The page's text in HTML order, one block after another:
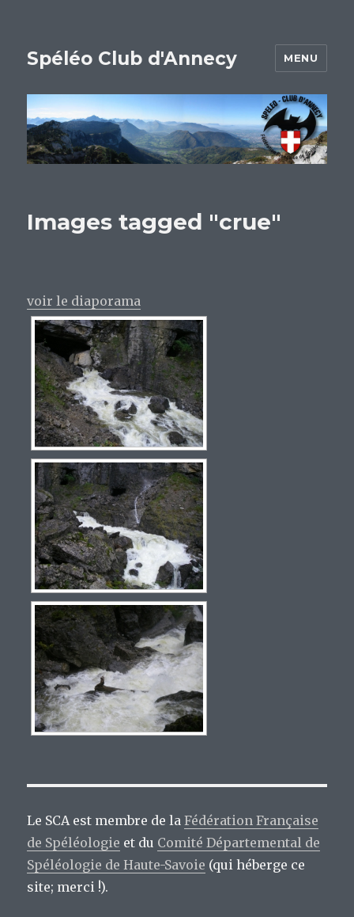
Spéléo Club d'Annecy MENU
Images tagged "crue"
voir le diaporama
Le SCA est membre de laFédération Française
de Spéléologie et du Comité Départemental de
Spéléologie de Haute-Savoie (qui héberge ce
site; merci !).